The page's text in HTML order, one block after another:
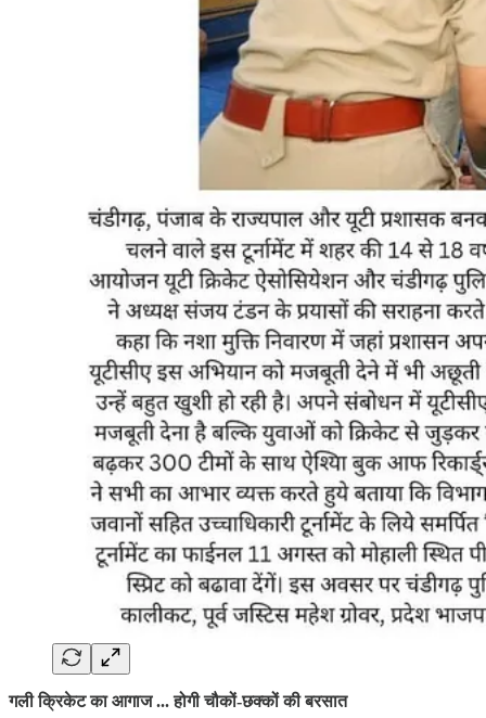
गली क्रिकेट का आगाज ... होगी चौकों-छक्कों की बरसात